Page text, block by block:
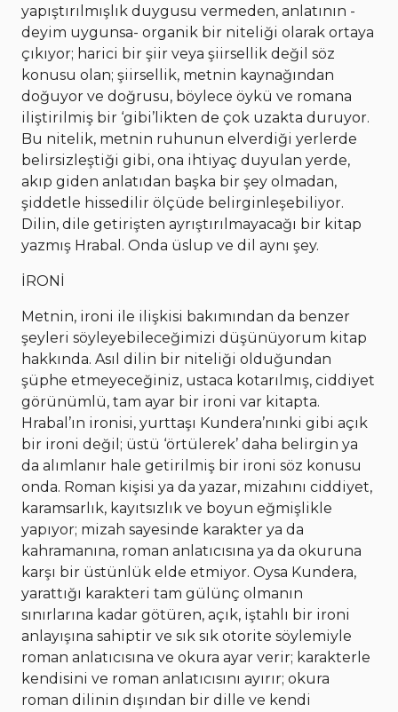
yapıştırılmışlık duygusu vermeden, anlatının -
deyim uygunsa- organik bir niteliği olarak ortaya
çıkıyor; harici bir şiir veya şiirsellik değil söz
konusu olan; şiirsellik, metnin kaynağından
doğuyor ve doğrusu, böylece öykü ve romana
iliştirilmiş bir ‘gibi’likten de çok uzakta duruyor.
Bu nitelik, metnin ruhunun elverdiği yerlerde
belirsizleştiği gibi, ona ihtiyaç duyulan yerde,
akıp giden anlatıdan başka bir şey olmadan,
şiddetle hissedilir ölçüde belirginleşebiliyor.
Dilin, dile getirişten ayrıştırılmayacağı bir kitap
yazmış Hrabal. Onda üslup ve dil aynı şey.
İRONİ
Metnin, ironi ile ilişkisi bakımından da benzer
şeyleri söyleyebileceğimizi düşünüyorum kitap
hakkında. Asıl dilin bir niteliği olduğundan
şüphe etmeyeceğiniz, ustaca kotarılmış, ciddiyet
görünümlü, tam ayar bir ironi var kitapta.
Hrabal’ın ironisi, yurttaşı Kundera’nınki gibi açık
bir ironi değil; üstü ‘örtülerek’ daha belirgin ya
da alımlanır hale getirilmiş bir ironi söz konusu
onda. Roman kişisi ya da yazar, mizahını ciddiyet,
karamsarlık, kayıtsızlık ve boyun eğmişlikle
yapıyor; mizah sayesinde karakter ya da
kahramanına, roman anlatıcısına ya da okuruna
karşı bir üstünlük elde etmiyor. Oysa Kundera,
yarattığı karakteri tam gülünç olmanın
sınırlarına kadar götüren, açık, iştahlı bir ironi
anlayışına sahiptir ve sık sık otorite söylemiyle
roman anlatıcısına ve okura ayar verir; karakterle
kendisini ve roman anlatıcısını ayırır; okura
roman dilinin dışından bir dille ve kendi